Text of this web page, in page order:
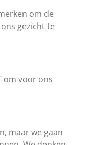
om de
gezicht te
om voor ons
maar we gaan